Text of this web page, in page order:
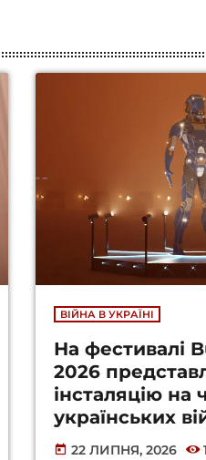
ВІЙНА В УКРАЇНІ
На фестивалі
2026
інсталяцію на
українських
(ФОТО)
today 22 ЛИПНЯ, 2026